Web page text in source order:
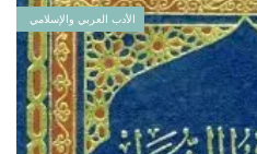
الأدب العربي والإسلامي